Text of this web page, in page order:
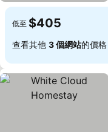
低至 $405
查看其他 3 個網站的價格